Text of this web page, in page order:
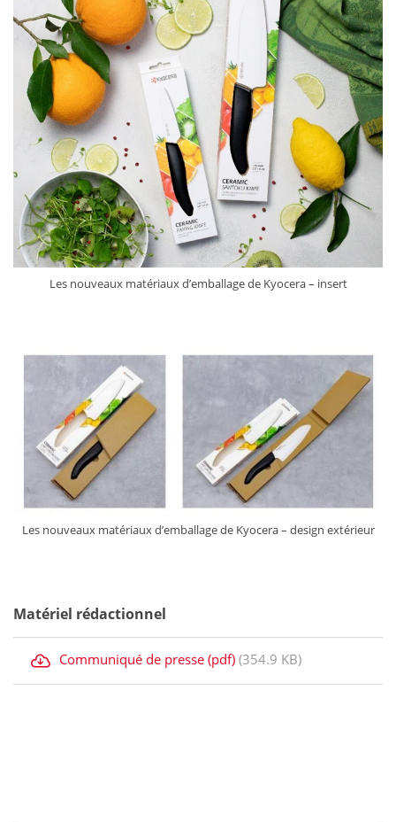
Les nouveaux matériaux d’emballage de Kyocera – insert
Les nouveaux matériaux d’emballage de Kyocera – design extérieur
Matériel rédactionnel
Communiqué de presse (pdf) (354.9 KB)